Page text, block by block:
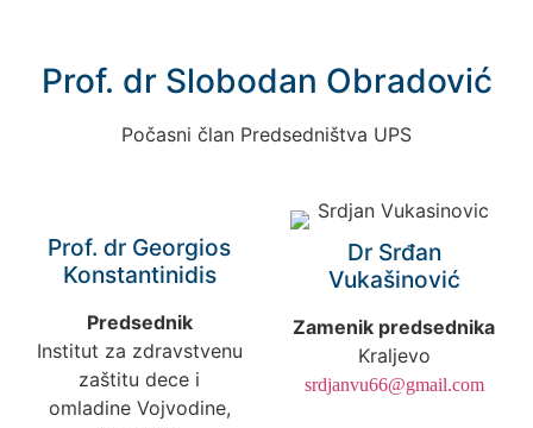
Prof. dr Slobodan Obradović
Počasni član Predsedništva UPS
Prof. dr Georgios
Konstantinidis
Predsednik
Institut za zdravstvenu
zaštitu dece i
omladine Vojvodine,
Dr Srđan
Vukašinović
Zamenik predsednika
Kraljevo
srdjanvu66@gmail.com